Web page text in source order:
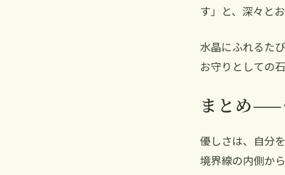
す」と、深々と
水晶にふれるた
お守りとしての
まとめ——
優しさは、自分
境界線の内側か